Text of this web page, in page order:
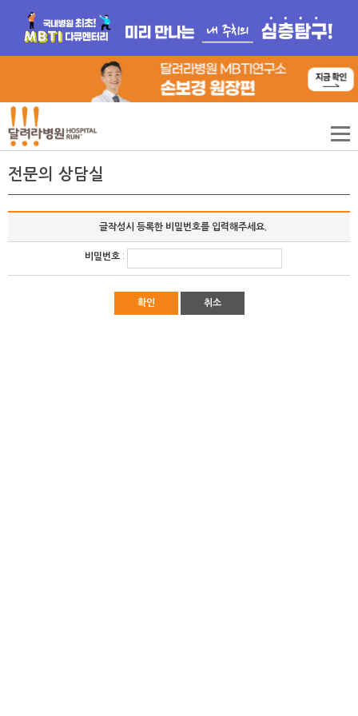
전문의 상담실
글작성시 등록한 비밀번호를 입력해주세요.
비밀번호:
확인 취소